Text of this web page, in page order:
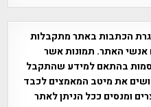
הכתבות באתר מתקבלות
אנשי האתר. תמונות אשר
בהתאם למידע שהתקבל
את מיטב המאמצים לכבד
ומנסים ככל הניתן לאתר